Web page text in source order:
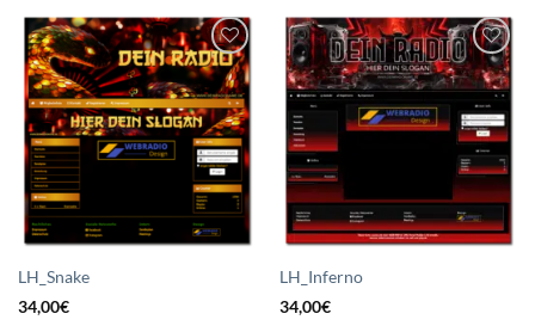
Auf die
Wunschliste
setzen
LH_Snake
34,00€
Auf die
Wunschliste
setzen
LH_Inferno
34,00€